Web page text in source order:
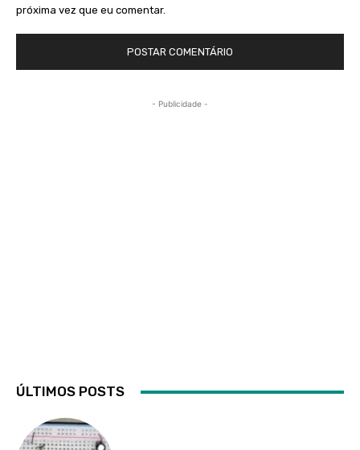
próxima vez que eu comentar.
- Publicidade -
ÚLTIMOS POSTS